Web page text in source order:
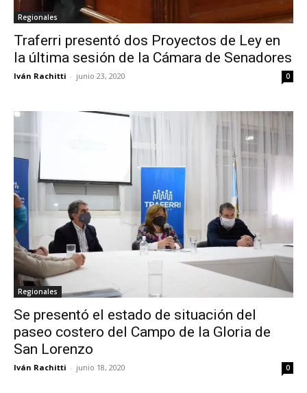
Regionales
Traferri presentó dos Proyectos de Ley en
la última sesión de la Cámara de Senadores
Iván Rachitti - junio 23, 2020 0
Regionales
Se presentó el estado de situación del
paseo costero del Campo de la Gloria de
San Lorenzo
Iván Rachitti - junio 18, 2020 0